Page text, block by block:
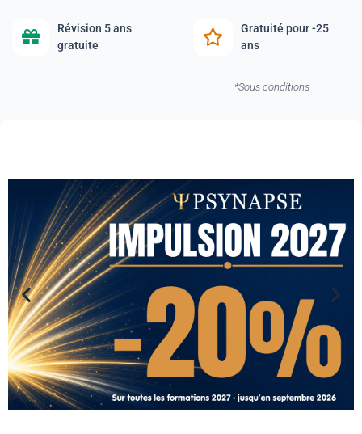
Révision 5 ans
gratuite
Gratuité pour -25
ans
*Sous conditions